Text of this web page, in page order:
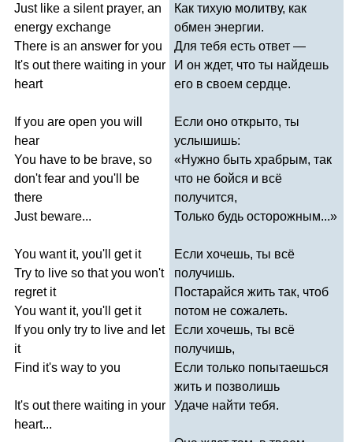
Just like a silent prayer, an
energy exchange
There is an answer for you
It's out there waiting in your
heart
If you are open you will
hear
You have to be brave, so
don't fear and you'll
be
there
Just beware...
You want it, you'll get it
Try to live so that you won't
regret it
You want it, you'll get it
If you only try to live and let
it
Find it's way to you
It's out there waiting in your
heart...
Как тихую молитву, как
обмен энергии.
Для тебя есть ответ —
И он ждет, что ты найдешь
его в своем сердце.
Если оно открыто, ты
услышишь:
«Нужно быть храбрым, так
что не бойся и всё
получится,
Только будь осторожным...»
Если хочешь, ты всё
получишь.
Постарайся жить так, чтоб
потом не сожалеть.
Если хочешь, ты всё
получишь,
Если только попытаешься
жить и позволишь
Удаче найти тебя.